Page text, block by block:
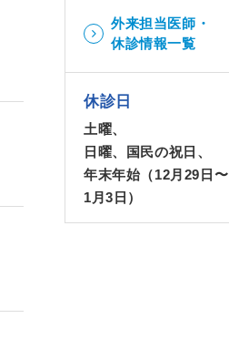
外来担当医師・
休診情報一覧
休診日
土曜、
日曜、国民の祝日、
年末年始（12月29日〜
1月3日）